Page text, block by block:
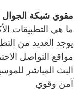
مقوي شبكة الجوال
ما هي التطبيقات
يوجد العديد من
مواقع التواصل
البث المباشر
آمن وقوي